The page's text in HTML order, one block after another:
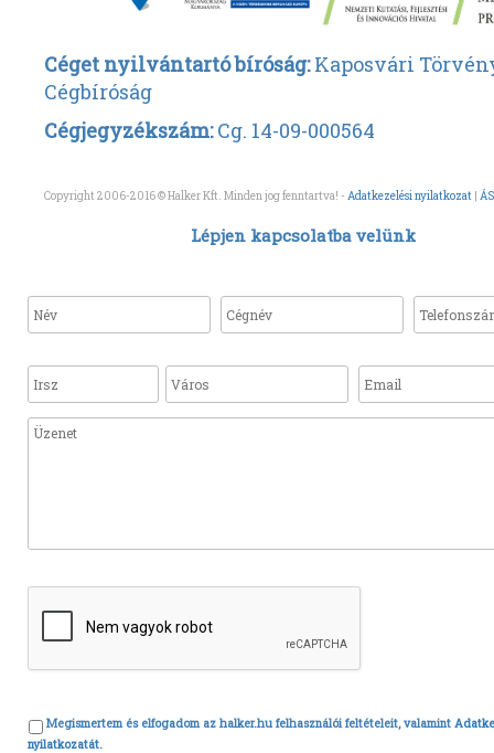
Céget nyilvántartó bíróság:Kaposvári
Cégbíróság
Cégjegyzékszám:Cg. 14-09-000564
Copyright 2006-2016 © Halker Kft. Minden jog fenntartva! - Adatkezelési nyilatkozat
Lépjen kapcsolatba velünk
Megismertem és elfogadom az halker.hu felhasználói feltételeit, valamint
nyilatkozatát.